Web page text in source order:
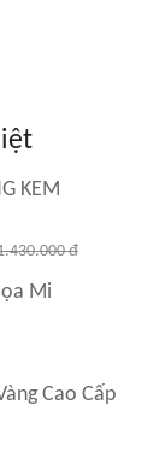
KEM
đ
Mi
Cao Cấp